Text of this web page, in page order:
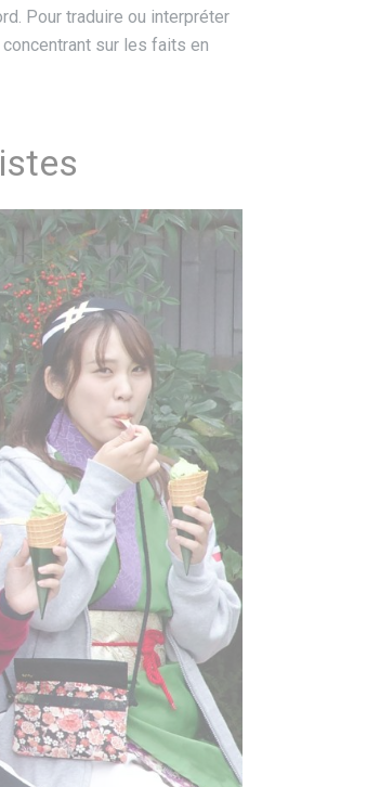
Pour traduire ou interpréter
sur les faits en